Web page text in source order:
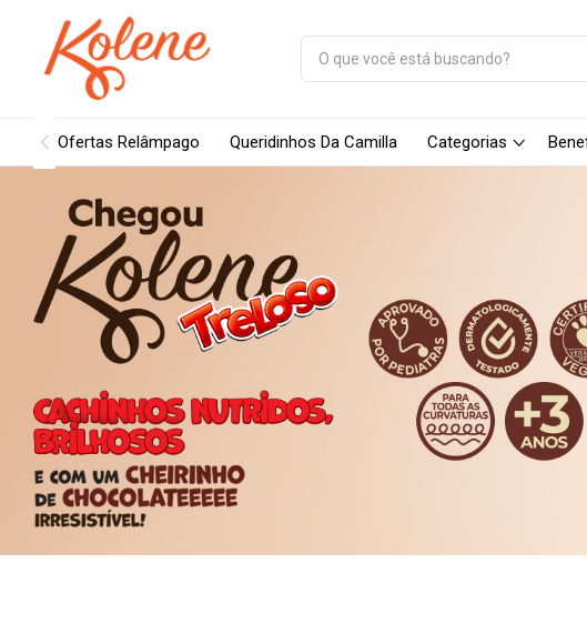
Ofertas Relâmpago Queridinhos Da Camilla Categorias